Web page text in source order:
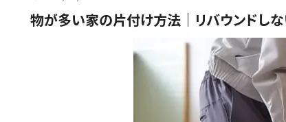
物が多い家の片付け方法｜リバウンドし